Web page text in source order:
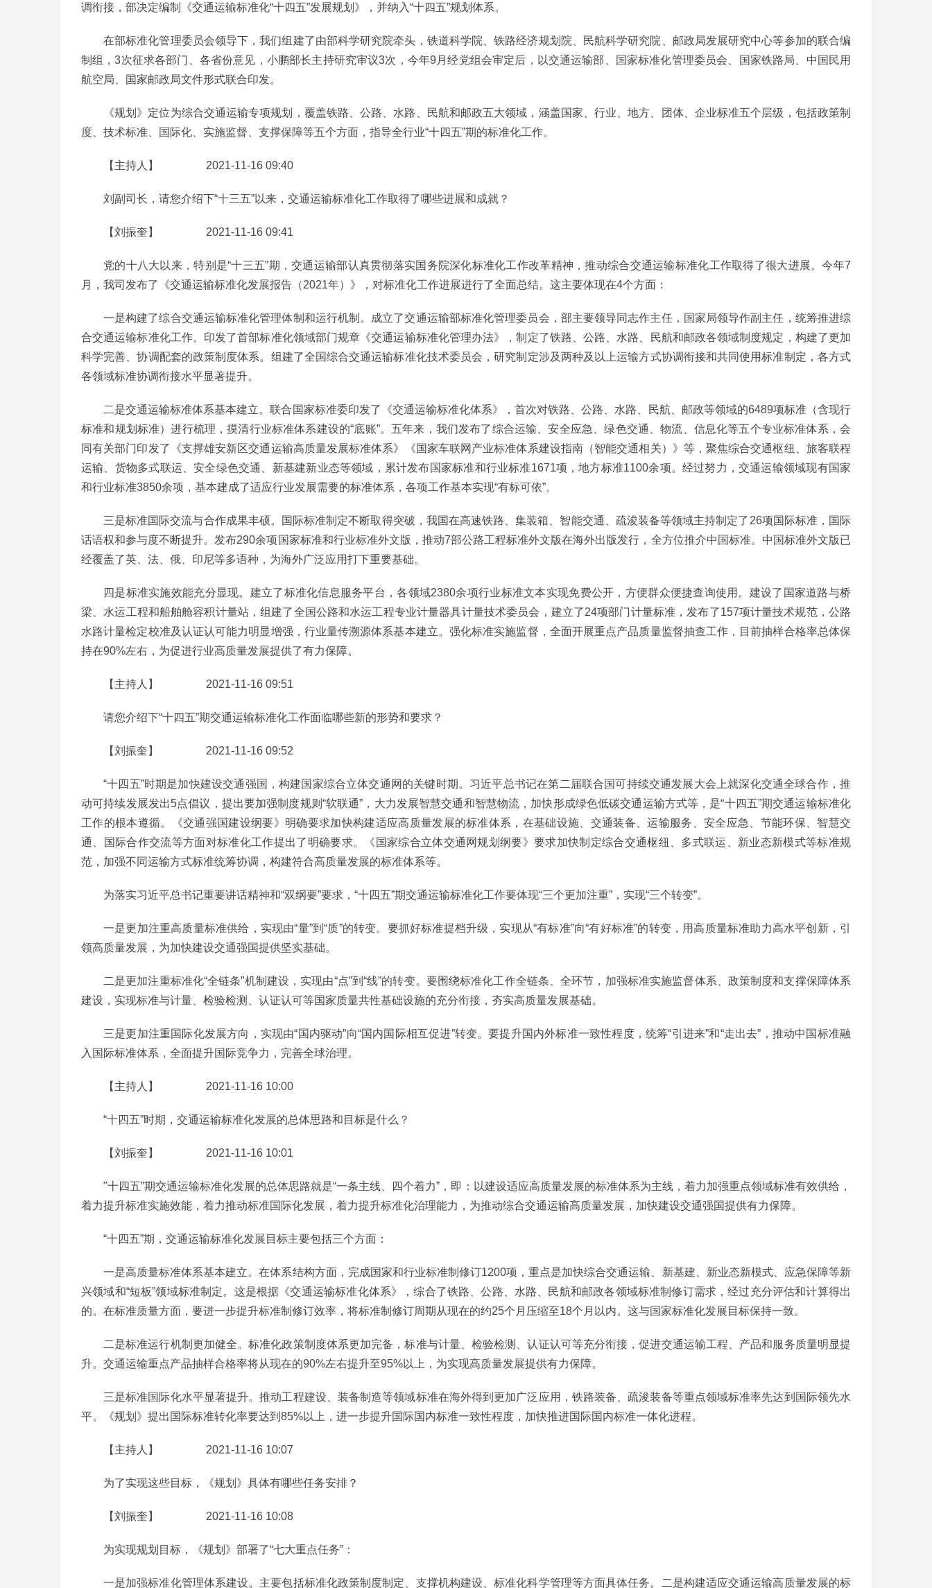
调衔接，部决定编制《交通运输标准化“十四五”发展规划》，并纳入“十四五”规划体系。
在部标准化管理委员会领导下，我们组建了由部科学研究院牵头，铁道科学院、铁路经济规划院、民航科学研究院、邮政局发展研究中心等参加的联合编
制组，3次征求各部门、各省份意见，小鹏部长主持研究审议3次，今年9月经党组会审定后，以交通运输部、国家标准化管理委员会、国家铁路局、中国民用
航空局、国家邮政局文件形式联合印发。
《规划》定位为综合交通运输专项规划，覆盖铁路、公路、水路、民航和邮政五大领域，涵盖国家、行业、地方、团体、企业标准五个层级，包括政策制
度、技术标准、国际化、实施监督、支撑保障等五个方面，指导全行业“十四五”期的标准化工作。
【主持人】 2021-11-16 09:40
刘副司长，请您介绍下“十三五”以来，交通运输标准化工作取得了哪些进展和成就？
【刘振奎】 2021-11-16 09:41
党的十八大以来，特别是“十三五”期，交通运输部认真贯彻落实国务院深化标准化工作改革精神，推动综合交通运输标准化工作取得了很大进展。今年7
月，我司发布了《交通运输标准化发展报告（2021年）》，对标准化工作进展进行了全面总结。这主要体现在4个方面：
一是构建了综合交通运输标准化管理体制和运行机制。成立了交通运输部标准化管理委员会，部主要领导同志作主任，国家局领导作副主任，统筹推进综
合交通运输标准化工作。印发了首部标准化领域部门规章《交通运输标准化管理办法》，制定了铁路、公路、水路、民航和邮政各领域制度规定，构建了更加
科学完善、协调配套的政策制度体系。组建了全国综合交通运输标准化技术委员会，研究制定涉及两种及以上运输方式协调衔接和共同使用标准制定，各方式
各领域标准协调衔接水平显著提升。
二是交通运输标准体系基本建立。联合国家标准委印发了《交通运输标准化体系》，首次对铁路、公路、水路、民航、邮政等领域的6489项标准（含现行
标准和规划标准）进行梳理，摸清行业标准体系建设的“底账”。五年来，我们发布了综合运输、安全应急、绿色交通、物流、信息化等五个专业标准体系，会
同有关部门印发了《支撑雄安新区交通运输高质量发展标准体系》《国家车联网产业标准体系建设指南（智能交通相关）》等，聚焦综合交通枢纽、旅客联程
运输、货物多式联运、安全绿色交通、新基建新业态等领域，累计发布国家标准和行业标准1671项，地方标准1100余项。经过努力，交通运输领域现有国家
和行业标准3850余项，基本建成了适应行业发展需要的标准体系，各项工作基本实现“有标可依”。
三是标准国际交流与合作成果丰硕。国际标准制定不断取得突破，我国在高速铁路、集装箱、智能交通、疏浚装备等领域主持制定了26项国际标准，国际
话语权和参与度不断提升。发布290余项国家标准和行业标准外文版，推动7部公路工程标准外文版在海外出版发行，全方位推介中国标准。中国标准外文版已
经覆盖了英、法、俄、印尼等多语种，为海外广泛应用打下重要基础。
四是标准实施效能充分显现。建立了标准化信息服务平台，各领域2380余项行业标准文本实现免费公开，方便群众便捷查询使用。建设了国家道路与桥
梁、水运工程和船舶舱容积计量站，组建了全国公路和水运工程专业计量器具计量技术委员会，建立了24项部门计量标准，发布了157项计量技术规范，公路
水路计量检定校准及认证认可能力明显增强，行业量传溯源体系基本建立。强化标准实施监督，全面开展重点产品质量监督抽查工作，目前抽样合格率总体保
持在90%左右，为促进行业高质量发展提供了有力保障。
【主持人】 2021-11-16 09:51
请您介绍下“十四五”期交通运输标准化工作面临哪些新的形势和要求？
【刘振奎】 2021-11-16 09:52
“十四五”时期是加快建设交通强国，构建国家综合立体交通网的关键时期。习近平总书记在第二届联合国可持续交通发展大会上就深化交通全球合作，推
动可持续发展发出5点倡议，提出要加强制度规则“软联通”，大力发展智慧交通和智慧物流，加快形成绿色低碳交通运输方式等，是“十四五”期交通运输标准化
工作的根本遵循。《交通强国建设纲要》明确要求加快构建适应高质量发展的标准体系，在基础设施、交通装备、运输服务、安全应急、节能环保、智慧交
通、国际合作交流等方面对标准化工作提出了明确要求。《国家综合立体交通网规划纲要》要求加快制定综合交通枢纽、多式联运、新业态新模式等标准规
范，加强不同运输方式标准统筹协调，构建符合高质量发展的标准体系等。
为落实习近平总书记重要讲话精神和“双纲要”要求，“十四五”期交通运输标准化工作要体现“三个更加注重”，实现“三个转变”。
一是更加注重高质量标准供给，实现由“量”到“质”的转变。要抓好标准提档升级，实现从“有标准”向“有好标准”的转变，用高质量标准助力高水平创新，引
领高质量发展，为加快建设交通强国提供坚实基础。
二是更加注重标准化“全链条”机制建设，实现由“点”到“线”的转变。要围绕标准化工作全链条、全环节，加强标准实施监督体系、政策制度和支撑保障体系
建设，实现标准与计量、检验检测、认证认可等国家质量共性基础设施的充分衔接，夯实高质量发展基础。
三是更加注重国际化发展方向，实现由“国内驱动”向“国内国际相互促进”转变。要提升国内外标准一致性程度，统筹“引进来”和“走出去”，推动中国标准融
入国际标准体系，全面提升国际竞争力，完善全球治理。
【主持人】 2021-11-16 10:00
“十四五”时期，交通运输标准化发展的总体思路和目标是什么？
【刘振奎】 2021-11-16 10:01
"十四五”期交通运输标准化发展的总体思路就是“一条主线、四个着力”，即：以建设适应高质量发展的标准体系为主线，着力加强重点领域标准有效供给，
着力提升标准实施效能，着力推动标准国际化发展，着力提升标准化治理能力，为推动综合交通运输高质量发展，加快建设交通强国提供有力保障。
“十四五”期，交通运输标准化发展目标主要包括三个方面：
一是高质量标准体系基本建立。在体系结构方面，完成国家和行业标准制修订1200项，重点是加快综合交通运输、新基建、新业态新模式、应急保障等新
兴领域和“短板”领域标准制定。这是根据《交通运输标准化体系》，综合了铁路、公路、水路、民航和邮政各领域标准制修订需求，经过充分评估和计算得出
的。在标准质量方面，要进一步提升标准制修订效率，将标准制修订周期从现在的约25个月压缩至18个月以内。这与国家标准化发展目标保持一致。
二是标准运行机制更加健全。标准化政策制度体系更加完备，标准与计量、检验检测、认证认可等充分衔接，促进交通运输工程、产品和服务质量明显提
升。交通运输重点产品抽样合格率将从现在的90%左右提升至95%以上，为实现高质量发展提供有力保障。
三是标准国际化水平显著提升。推动工程建设、装备制造等领域标准在海外得到更加广泛应用，铁路装备、疏浚装备等重点领域标准率先达到国际领先水
平。《规划》提出国际标准转化率要达到85%以上，进一步提升国际国内标准一致性程度，加快推进国际国内标准一体化进程。
【主持人】 2021-11-16 10:07
为了实现这些目标，《规划》具体有哪些任务安排？
【刘振奎】 2021-11-16 10:08
为实现规划目标，《规划》部署了“七大重点任务”：
一是加强标准化管理体系建设。主要包括标准化政策制度制定、支撑机构建设、标准化科学管理等方面具体任务。二是构建适应交通运输高质量发展的标